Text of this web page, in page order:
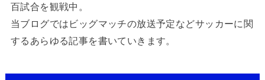
百試合を観戦中。
当ブログではビッグマッチの放送予定などサッカーに関
するあらゆる記事を書いていきます。